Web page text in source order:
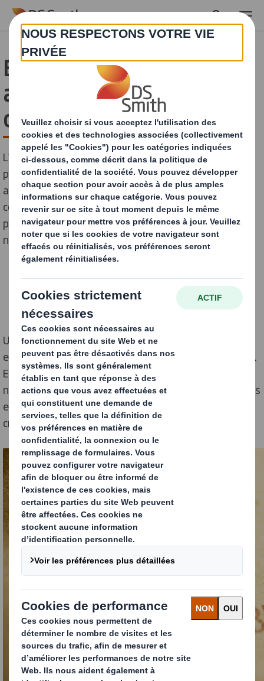
Skip to main content
Emballage : la durabilité
au service de votre
croissance
L’environnement s’impose désormais dans les
préoccupations des entreprises, autant pour répondre
aux directives européennes qu’aux attentes des
consommateurs, mais aussi par engagement. Ces
préoccupations environnementales concernent
notamment la durabilité des emballages.
Un emballage durable optimise les ressources
environnementales à chaque étape de son cycle de vie.
En plus d’être un engagement ou une réponse aux
nouvelles préoccupations de la société, la durabilité des
emballages peut également être un levier de
croissance pour les entreprises.